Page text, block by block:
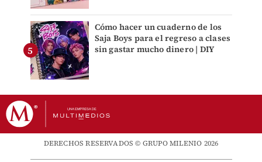
Cómo hacer un cuaderno de los
Saja Boys para el regreso a clases
sin gastar mucho dinero | DIY
DERECHOS RESERVADOS © GRUPO MILENIO 2026